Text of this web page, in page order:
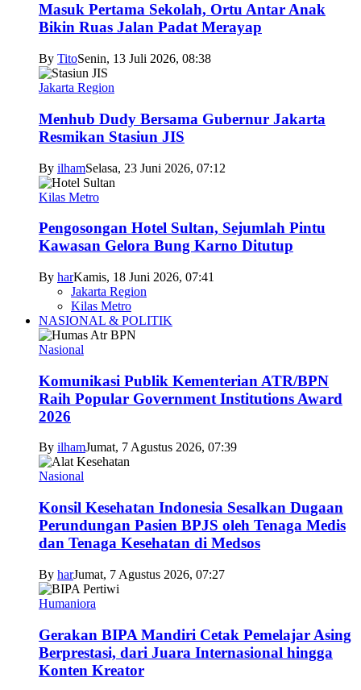
Masuk Pertama Sekolah, Ortu Antar Anak
Bikin Ruas Jalan Padat Merayap
By TitoSenin, 13 Juli 2026, 08:38
Jakarta Region
Menhub Dudy Bersama Gubernur Jakarta
Resmikan Stasiun JIS
By ilhamSelasa, 23 Juni 2026, 07:12
Kilas Metro
Pengosongan Hotel Sultan, Sejumlah Pintu
Kawasan Gelora Bung Karno Ditutup
By harKamis, 18 Juni 2026, 07:41
Jakarta Region
Kilas Metro
NASIONAL & POLITIK
Nasional
Komunikasi Publik Kementerian ATR/BPN
Raih Popular Government Institutions Award
2026
By ilhamJumat, 7 Agustus 2026, 07:39
Nasional
Konsil Kesehatan Indonesia Sesalkan Dugaan
Perundungan Pasien BPJS oleh Tenaga Medis
dan Tenaga Kesehatan di Medsos
By harJumat, 7 Agustus 2026, 07:27
Humaniora
Gerakan BIPA Mandiri Cetak Pemelajar Asing
Berprestasi, dari Juara Internasional hingga
Konten Kreator